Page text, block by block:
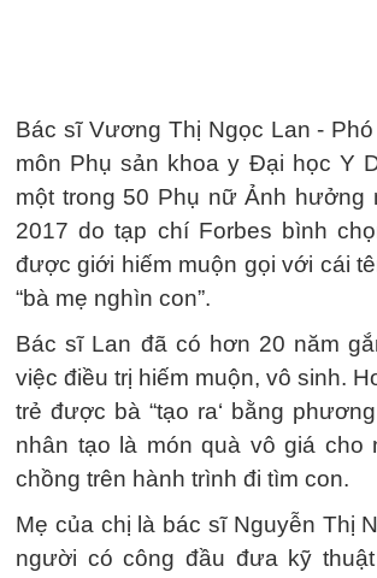
Bác sĩ Vương Thị Ngọc Lan -
môn Phụ sản khoa y Đại học Y
một trong 50 Phụ nữ Ảnh hưởng
2017 do tạp chí Forbes bình
được giới hiếm muộn gọi với cái
“bà mẹ nghìn con”.
Bác sĩ Lan đã có hơn 20 năm
việc điều trị hiếm muộn, vô sinh.
trẻ được bà “tạo ra‘ bằng
nhân tạo là món quà vô giá cho
chồng trên hành trình đi tìm con.
Mẹ của chị là bác sĩ Nguyễn Thị
người có công đầu đưa kỹ